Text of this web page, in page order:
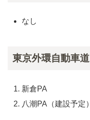
なし
東京外環自動車道
新倉PA
八潮PA（建設予定）